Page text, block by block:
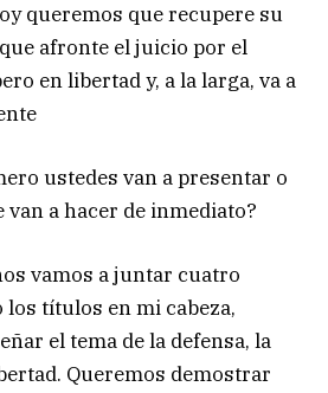
queremos que recupere su
afronte el juicio por el
en libertad y, a la larga, va a
ustedes van a presentar o
van a hacer de inmediato?
vamos a juntar cuatro
los títulos en mi cabeza,
el tema de la defensa, la
Queremos demostrar